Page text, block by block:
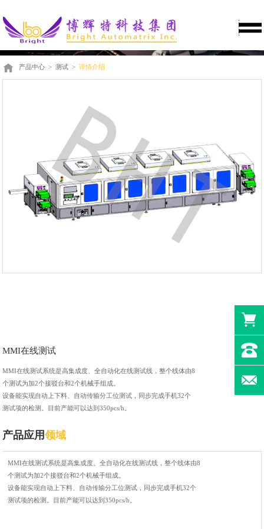
产品中心 > 测试 > 详情介绍
MMI在线测试
MMI在线测试系统是高集成度、全自动化在线测试线，整个线体由8
个测试为加2个接驳台和2个机械手组成。
设备能实现自动上下料、自动传输分工位测试，同步完成手机32个
测试项的检测。目前产能可以达到350pcs/h。
产品应用领域
MMI在线测试系统是高集成度、全自动化在线测试线，整个线体由8
个测试为加2个接驳台和2个机械手组成。
设备能实现自动上下料、自动传输分工位测试，同步完成手机32个
测试项的检测。目前产能可以达到350pcs/h。